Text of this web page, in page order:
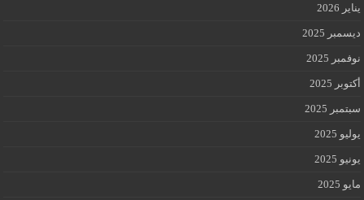
يناير 2026
ديسمبر 2025
نوفمبر 2025
أكتوبر 2025
سبتمبر 2025
يوليو 2025
يونيو 2025
مايو 2025